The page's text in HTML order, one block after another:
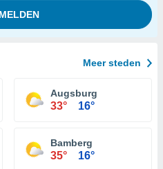
Meer steden
Augsburg
33° 16°
Bamberg
35° 16°